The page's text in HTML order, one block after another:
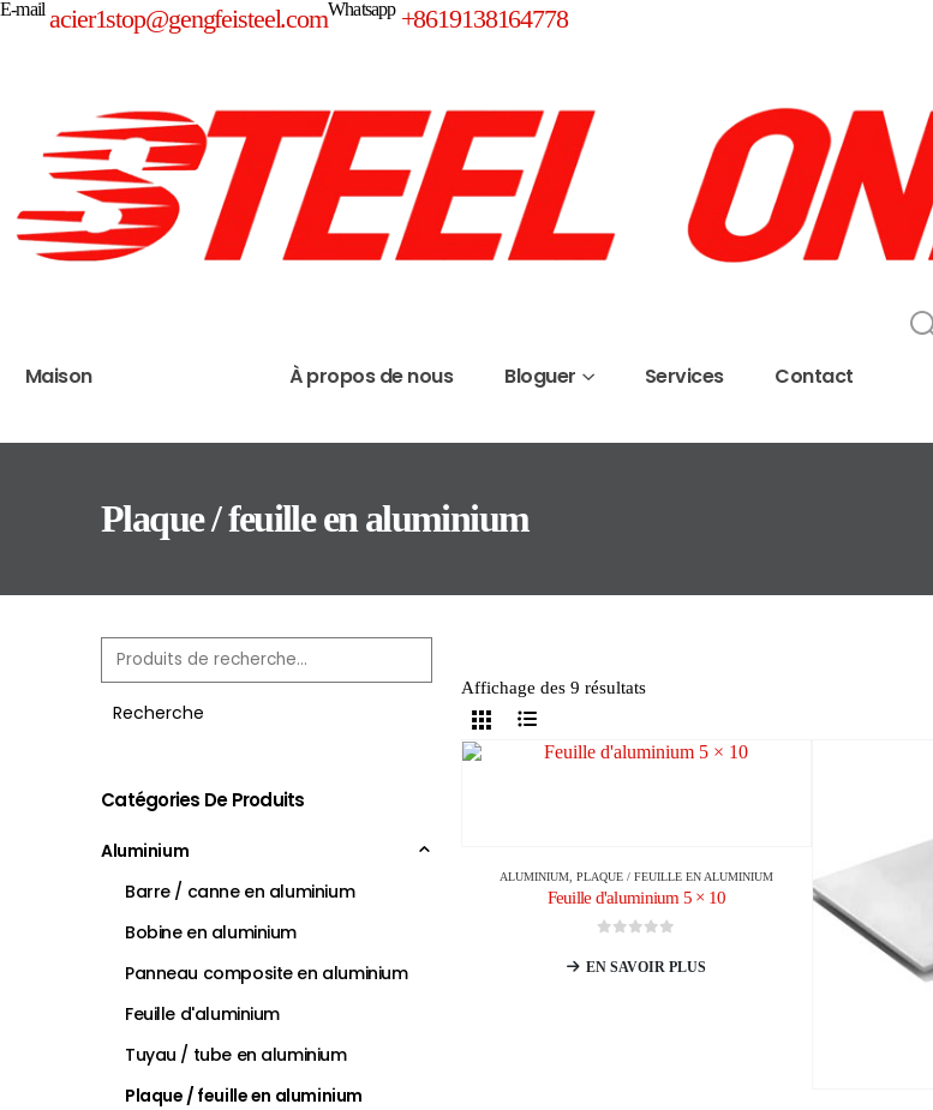
E-mail acier1stop@gengfeisteel.comWhatsapp +8619138164778
Maison À propos de nous Bloguer Services Contact
Plaque / feuille en aluminium
Affichage des 9 résultats
ALUMINIUM, PLAQUE / FEUILLE EN ALUMINIUM
Feuille d'aluminium 5 × 10
EN SAVOIR PLUS
Recherche
Catégories De Produits
Aluminium
Barre / canne en aluminium
Bobine en aluminium
Panneau composite en aluminium
Feuille d'aluminium
Tuyau / tube en aluminium
Plaque / feuille en aluminium